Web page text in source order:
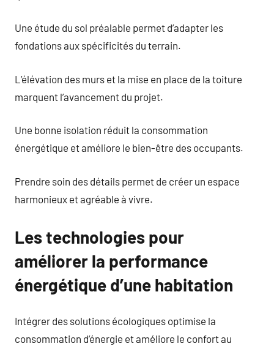
Une étude du sol préalable permet d’adapter les
fondations aux spécificités du terrain.
L’élévation des murs et la mise en place de la toiture
marquent l’avancement du projet.
Une bonne isolation réduit la consommation
énergétique et améliore le bien-être des occupants.
Prendre soin des détails permet de créer un espace
harmonieux et agréable à vivre.
Les technologies pour
améliorer la performance
énergétique d’une habitation
Intégrer des solutions écologiques optimise la
consommation d’énergie et améliore le confort au